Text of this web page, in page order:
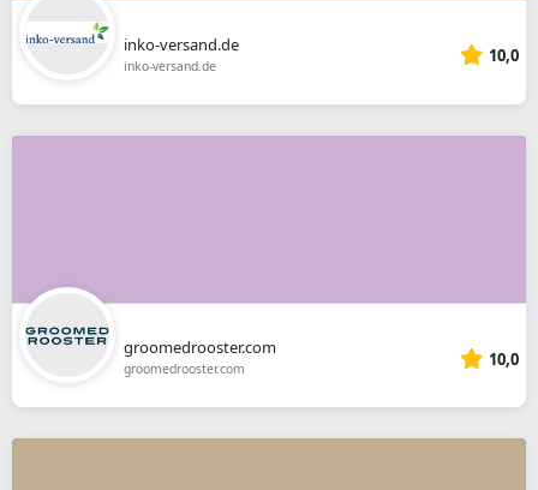
inko-versand.de
inko-versand.de 10,0
groomedrooster.com
groomedrooster.com 10,0